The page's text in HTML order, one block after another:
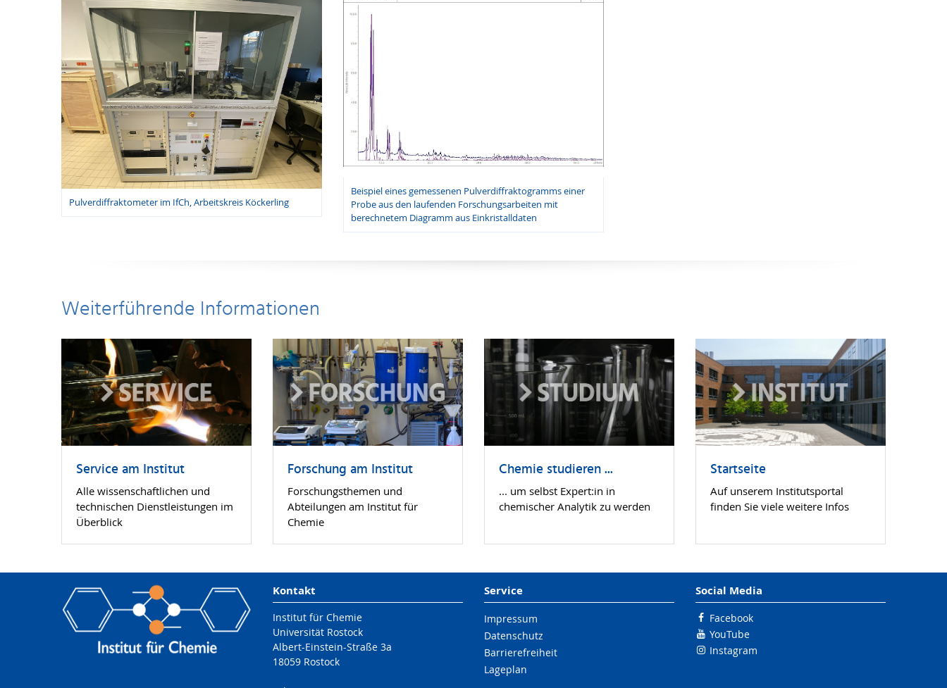
Pulverdiffraktometer im IfCh, Arbeitskreis Köckerling
Beispiel eines gemessenen Pulverdiffraktogramms einer
Probe aus den laufenden Forschungsarbeiten mit
berechnetem Diagramm aus Einkristalldaten
Weiterführende Informationen
Service am Institut
Alle wissenschaftlichen und
technischen Dienstleistungen im
Überblick
Forschung am Institut
Forschungsthemen und
Abteilungen am Institut für
Chemie
Chemie studieren ...
... um selbst Expert:in in
chemischer Analytik zu werden
Startseite
Auf unserem Institutsportal
finden Sie viele weitere Infos
Kontakt
Institut für Chemie
Universität Rostock
Albert-Einstein-Straße 3a
18059 Rostock
Service
Impressum
Datenschutz
Barrierefreiheit
Lageplan
Social Media
Facebook
YouTube
Instagram